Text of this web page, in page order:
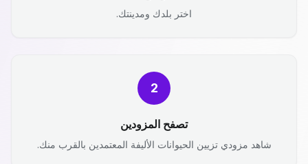
اختر بلدك ومدينتك.
2
تصفح المزودين
شاهد مزودي تزيين الحيوانات الأليفة المعتمدين بالقرب منك.